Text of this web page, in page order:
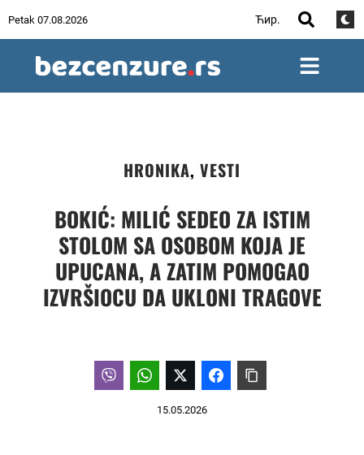
Petak 07.08.2026 Ћир.
HRONIKA, VESTI
BOKIĆ: MILIĆ SEDEO ZA ISTIM
STOLOM SA OSOBOM KOJA JE
UPUCANA, A ZATIM POMOGAO
IZVRŠIOCU DA UKLONI TRAGOVE
15.05.2026